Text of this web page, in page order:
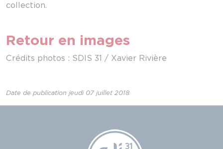
collection.
Retour en images
Crédits photos : SDIS 31 / Xavier Rivière
Date de publication jeudi 07 juillet 2018